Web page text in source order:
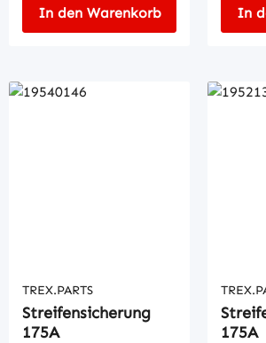
In den Warenkorb In
TREX.PARTS
Streifensicherung
175A
175A